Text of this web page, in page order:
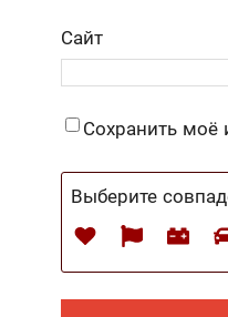
Сайт
Сохранить моё
Выберите